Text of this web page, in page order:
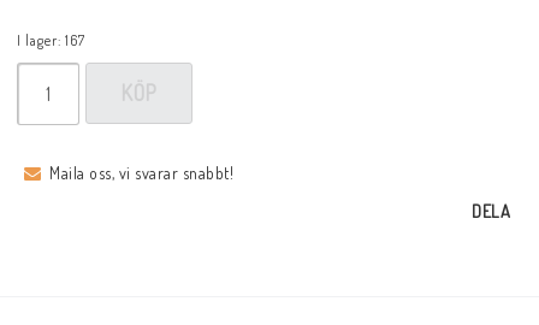
I lager: 167
KÖP
Maila oss, vi svarar snabbt!
DELA